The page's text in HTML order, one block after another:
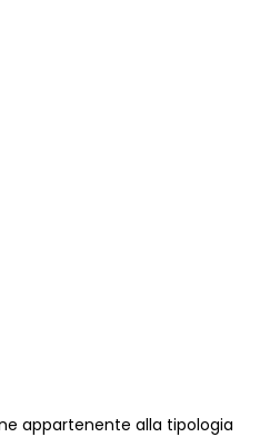
appartenente alla tipologia